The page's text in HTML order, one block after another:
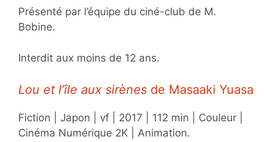
Présenté par l’équipe du ciné-club de M.
Bobine.
Interdit aux moins de 12 ans.
Lou et l’île aux sirènes de Masaaki Yuasa
Fiction | Japon | vf | 2017 | 112 min | Couleur |
Cinéma Numérique 2K | Animation.